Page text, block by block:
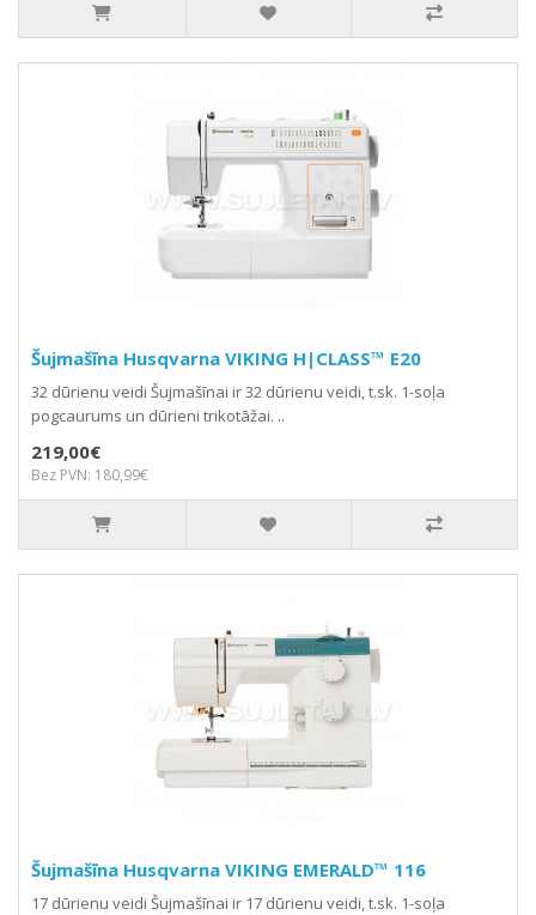
Šujmašīna Husqvarna VIKING H|CLASS™ E20
32 dūrienu veidi Šujmašīnai ir 32 dūrienu veidi, t.sk. 1-soļa
pogcaurums un dūrieni trikotāžai. ..
219,00€
Bez PVN: 180,99€
Šujmašīna Husqvarna VIKING EMERALD™ 116
17 dūrienu veidi Šujmašīnai ir 17 dūrienu veidi, t.sk. 1-soļa